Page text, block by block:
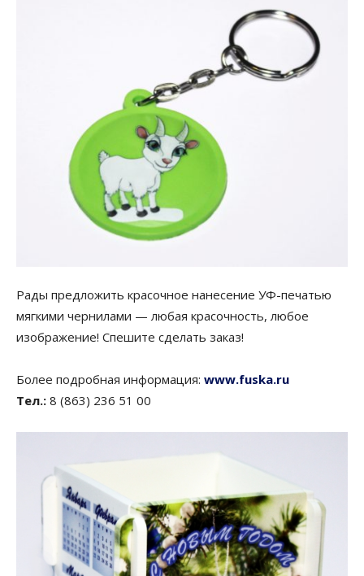
Рады предложить красочное нанесение УФ-печатью
мягкими чернилами — любая красочность, любое
изображение! Спешите сделать заказ!
Более подробная информация: www.fuska.ru
Тел.: 8 (863) 236 51 00